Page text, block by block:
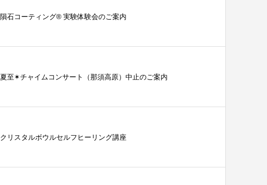
隕石コーティング®︎ 実験体験会のご案内
夏至✶チャイムコンサート（那須高原）中止のご案内
クリスタルボウルセルフヒーリング講座